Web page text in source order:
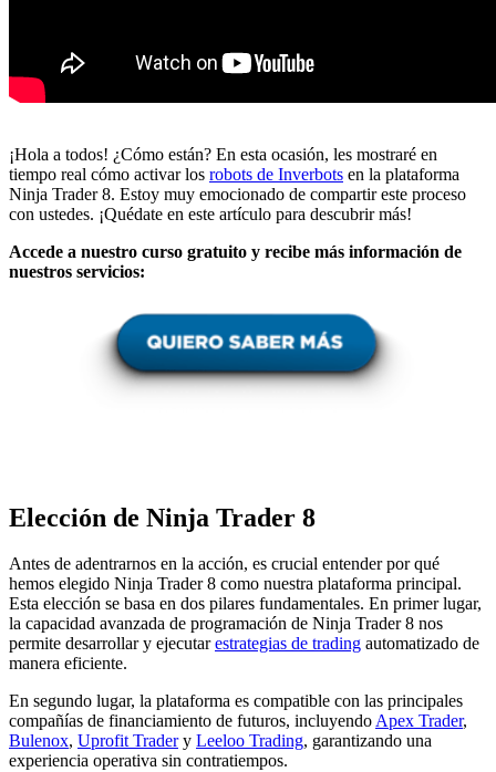
¡Hola a todos! ¿Cómo están? En esta ocasión, les mostraré en
tiempo real cómo activar los robots de Inverbots en la plataforma
Ninja Trader 8. Estoy muy emocionado de compartir este proceso
con ustedes. ¡Quédate en este artículo para descubrir más!
Accede a nuestro curso gratuito y recibe más información de
nuestros servicios:
Elección de Ninja Trader 8
Antes de adentrarnos en la acción, es crucial entender por qué
hemos elegido Ninja Trader 8 como nuestra plataforma principal.
Esta elección se basa en dos pilares fundamentales. En primer lugar,
la capacidad avanzada de programación de Ninja Trader 8 nos
permite desarrollar y ejecutarestrategias de trading automatizado de
manera eficiente.
En segundo lugar, la plataforma es compatible con las principales
compañías de financiamiento de futuros, incluyendoApex Trader,
Bulenox, Uprofit Tradery Leeloo Trading, garantizando una
experiencia operativa sin contratiempos.